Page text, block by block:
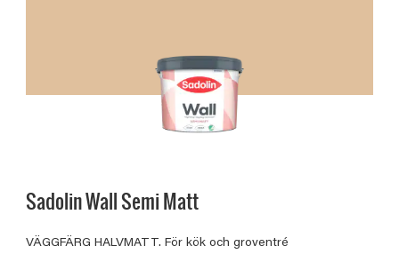
Sadolin Wall Semi Matt
VÄGGFÄRG HALVMATT. För kök och groventré